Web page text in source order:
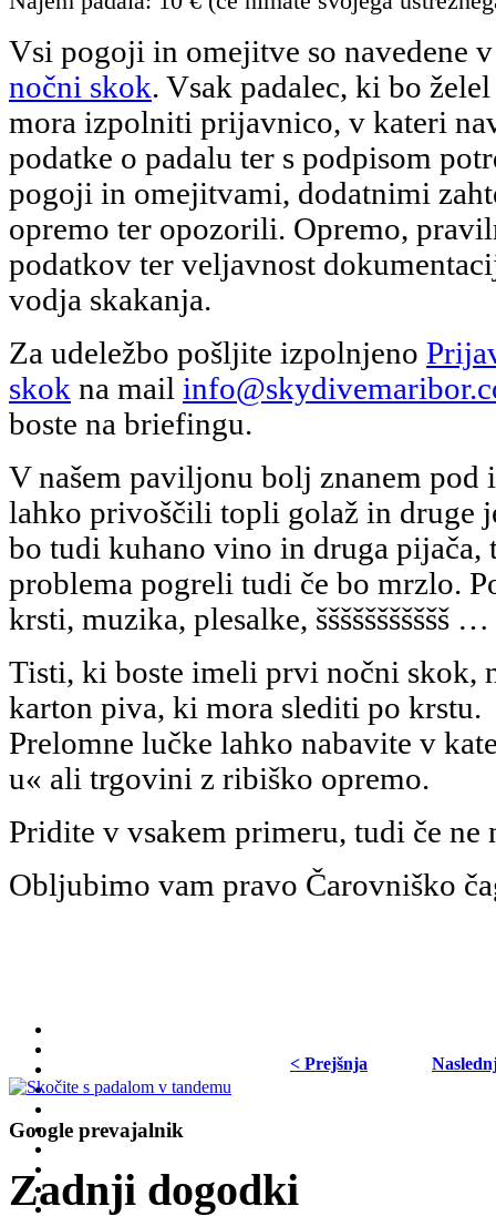
Vsi pogoji in omejitve so navedene
nočni skok. Vsak padalec, ki bo
mora izpolniti prijavnico, v kateri
podatke o padalu ter s podpisom
pogoji in omejitvami, dodatnimi
opremo ter opozorili. Opremo,
podatkov ter veljavnost
vodja skakanja.
Za udeležbo pošljite izpolnjeno
skok na mail
boste na briefingu.
V našem paviljonu bolj znanem pod
lahko privoščili topli golaž in druge
bo tudi kuhano vino in druga pijača,
problema pogreli tudi če bo mrzlo.
krsti, muzika, plesalke, ššššššššššš …
Tisti, ki boste imeli prvi nočni skok,
karton piva, ki mora slediti po krstu.
Prelomne lučke lahko nabavite v
u« ali trgovini z ribiško opremo.
Pridite v vsakem primeru, tudi če ne
Obljubimo vam pravo Čarovniško
< Prejšnja
Google prevajalnik
Zadnji dogodki